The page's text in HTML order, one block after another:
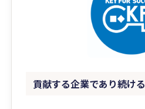
貢献する企業であり続ける